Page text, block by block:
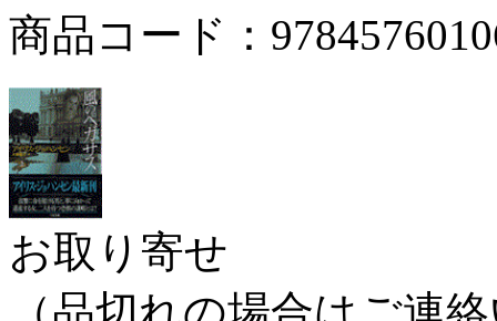
商品コード：
お取り寄せ
（品切れの場合はご連